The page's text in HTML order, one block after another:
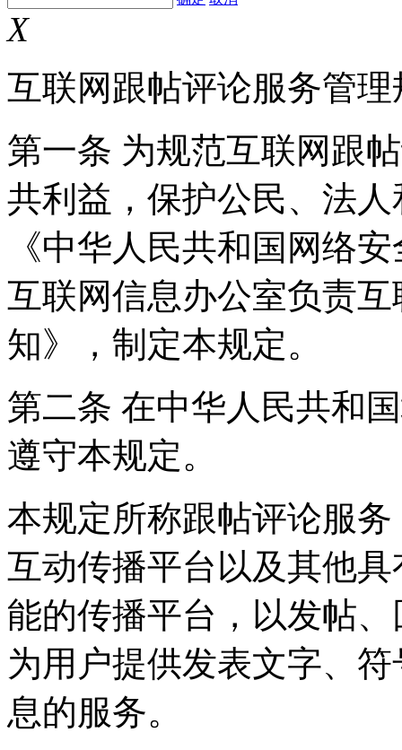
X
互联网跟帖评论服务管理
第一条 为规范互联网跟
共利益，保护公民、法
《中华人民共和国网络
互联网信息办公室负责
知》，制定本规定。
第二条 在中华人民共和
遵守本规定。
本规定所称跟帖评论服
互动传播平台以及其他
能的传播平台，以发帖
为用户提供发表文字、
息的服务。